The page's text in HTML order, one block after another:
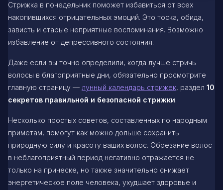
Стрижка в понедельник поможет избавиться от всех
накопившихся отрицательных эмоций. Это тоска, обида,
зависть и старые неприятные воспоминания. Возможно
избавление от депрессивного состояния.
Даже если вы точно определили, когда лучше стричь
волосы в благоприятные дни, обязательно просмотрите
главную страницу — лунный календарь стрижек, раздел 10
секретов правильной и безопасной стрижки.
Несколько простых советов, составленных по народным
приметам, помогут как можно дольше сохранить
природную силу и красоту ваших волос. Обрезание волос
в неблагоприятный период негативно отражается не
только на прическе, но также значительно снижает
энергетическое поле человека, ухудшает здоровье и